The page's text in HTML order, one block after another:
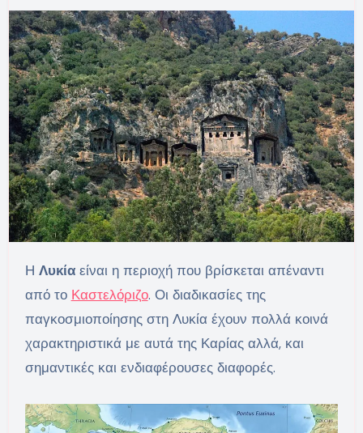
Λυκίαείναι η περιοχή που βρίσκεται απέναντι
από το Καστελόριζο. Οι διαδικασίες της
παγκοσμιοποίησης στη Λυκία έχουν πολλά κοινά
χαρακτηριστικά με αυτά της Καρίας αλλά, και
σημαντικές και ενδιαφέρουσες διαφορές.